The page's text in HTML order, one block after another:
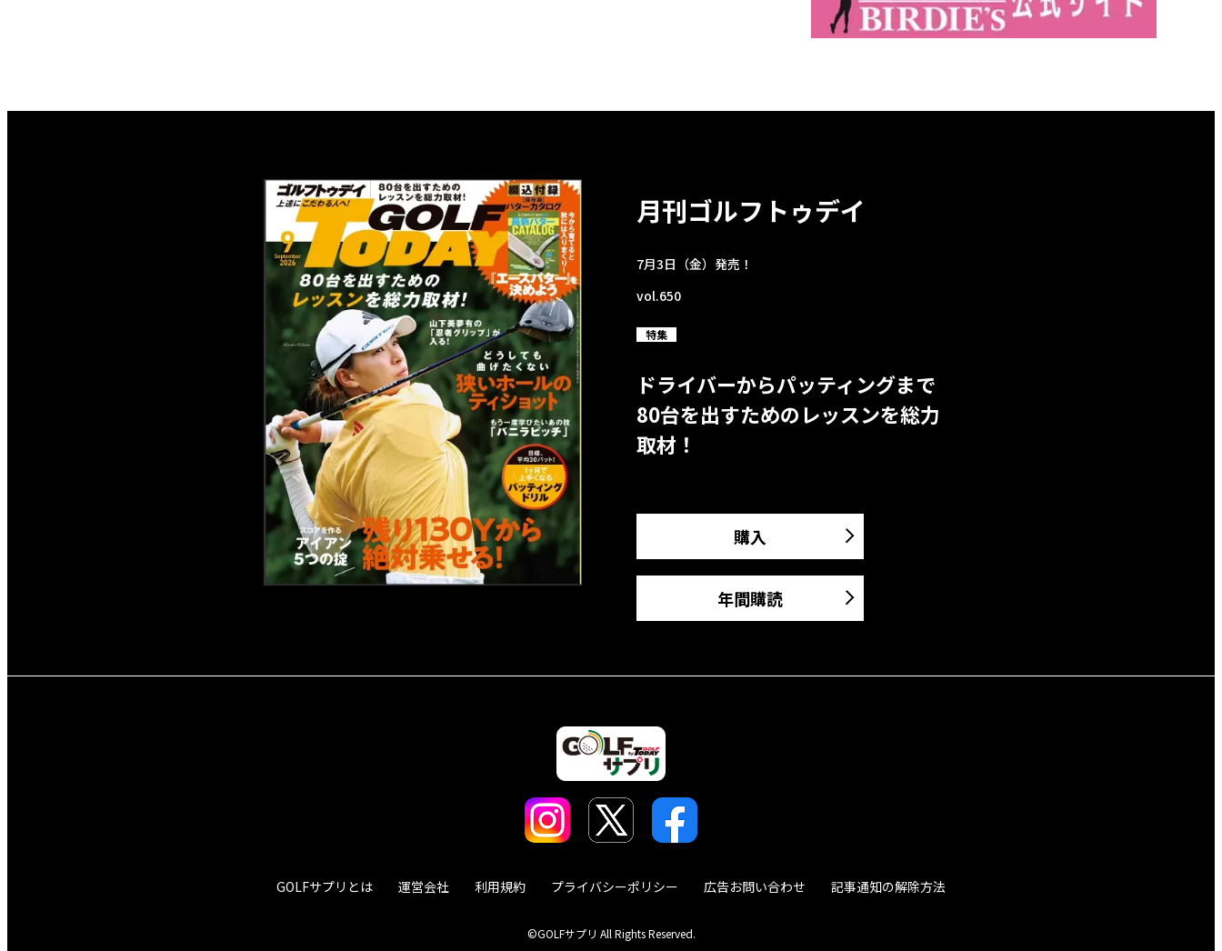
月刊ゴルフトゥデイ
7月3日（金）発売！
vol.650
特集
ドライバーからパッティングまで
80台を出すためのレッスンを総力
取材！
購入
年間購読
GOLFサプリとは 運営会社 利用規約 プライバシーポリシー 広告お問い合わせ 記事通知の解除方法
©GOLFサプリ All Rights Reserved.